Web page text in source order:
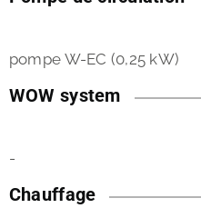
pompe W-EC (0,25 kW)
WOW system
-
Chauffage